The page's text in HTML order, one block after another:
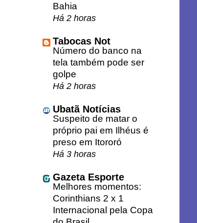
Bahia
Há 2 horas
Tabocas Not
Número do banco na
tela também pode ser
golpe
Há 2 horas
Ubatã Notícias
Suspeito de matar o
próprio pai em Ilhéus é
preso em Itororó
Há 3 horas
Gazeta Esporte
Melhores momentos:
Corinthians 2 x 1
Internacional pela Copa